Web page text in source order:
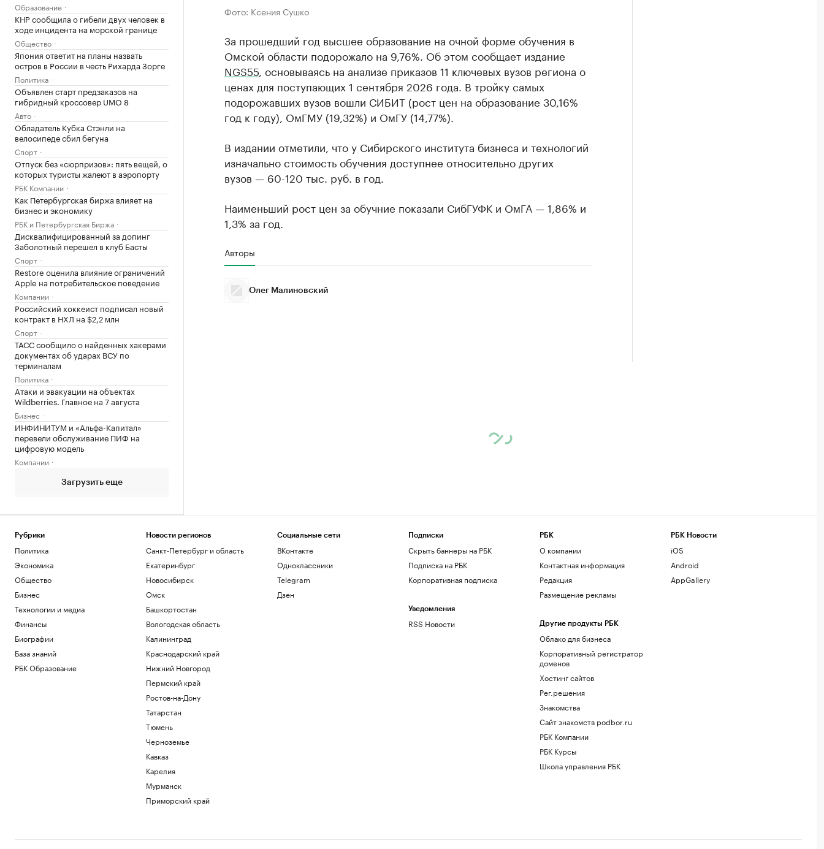
Образование
КНР сообщила о гибели двух человек в
ходе инцидента на морской границе
Общество
Япония ответит на планы назвать
остров в России в честь Рихарда Зорге
Политика
Объявлен старт предзаказов на
гибридный кроссовер UMO 8
Авто
Обладатель Кубка Стэнли на
велосипеде сбил бегуна
Спорт
Отпуск без «сюрпризов»: пять вещей, о
которых туристы жалеют в аэропорту
РБК Компании
Как Петербургская биржа влияет на
бизнес и экономику
РБК и Петербургская Биржа
Дисквалифицированный за допинг
Заболотный перешел в клуб Басты
Спорт
Restore оценила влияние ограничений
Apple на потребительское поведение
Компании
Российский хоккеист подписал новый
контракт в НХЛ на $2,2 млн
Спорт
ТАСС сообщило о найденных хакерами
документах об ударах ВСУ по
терминалам
Политика
Атаки и эвакуации на объектах
Wildberries. Главное на 7 августа
Бизнес
ИНФИНИТУМ и «Альфа-Капитал»
перевели обслуживание ПИФ на
цифровую модель
Компании
Загрузить еще
Фото: Ксения Сушко
За прошедший год высшее образование на очной форме обучения в
Омской области подорожало на 9,76%. Об этом сообщает издание
NGS55, основываясь на анализе приказов 11 ключевых вузов региона о
ценах для поступающих 1 сентября 2026 года. В тройку самых
подорожавших вузов вошли СИБИТ (рост цен на образование 30,16%
год к году), ОмГМУ (19,32%) и ОмГУ (14,77%).
В издании отметили, что у Сибирского института бизнеса и технологий
изначально стоимость обучения доступнее относительно других
вузов — 60-120 тыс. руб. в год.
Наименьший рост цен за обучние показали СибГУФК и ОмГА — 1,86% и
1,3% за год.
Авторы
Олег Малиновский
Рубрики
Политика
Экономика
Общество
Бизнес
Технологии и медиа
Финансы
Биографии
База знаний
РБК Образование
Новости регионов
Санкт-Петербург и область
Екатеринбург
Новосибирск
Омск
Башкортостан
Вологодская область
Калининград
Краснодарский край
Нижний Новгород
Пермский край
Ростов-на-Дону
Татарстан
Тюмень
Черноземье
Кавказ
Карелия
Мурманск
Приморский край
Социальные сети
ВКонтакте
Одноклассники
Telegram
Дзен
Подписки
Скрыть баннеры на РБК
Подписка на РБК
Корпоративная подписка
Уведомления
RSS Новости
РБК
О компании
Контактная информация
Редакция
Размещение рекламы
Другие продукты РБК
Облако для бизнеса
Корпоративный регистратор
доменов
Хостинг сайтов
Рег.решения
Знакомства
Сайт знакомств podbor.ru
РБК Компании
РБК Курсы
Школа управления РБК
РБК Новости
iOS
Android
AppGallery